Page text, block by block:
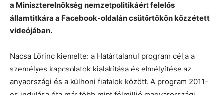
a Miniszterelnökség nemzetpolitikáért felelős
államtitkára a Facebook-oldalán csütörtökön közzétett
videójában.
Nacsa Lőrinc kiemelte: a Határtalanul program célja a
személyes kapcsolatok kialakítása és elmélyítése az
anyaországi és a külhoni fiatalok között. A program 2011-